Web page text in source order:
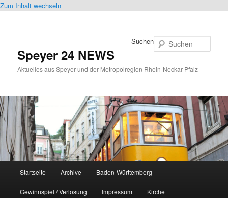
Zum Inhalt wechseln
Speyer 24 NEWS
Aktuelles aus Speyer und der Metropolregion Rhein-Neckar-Pfalz
Suchen
Startseite Archive Baden-Württemberg
Gewinnspiel / Verlosung Impressum Kirche